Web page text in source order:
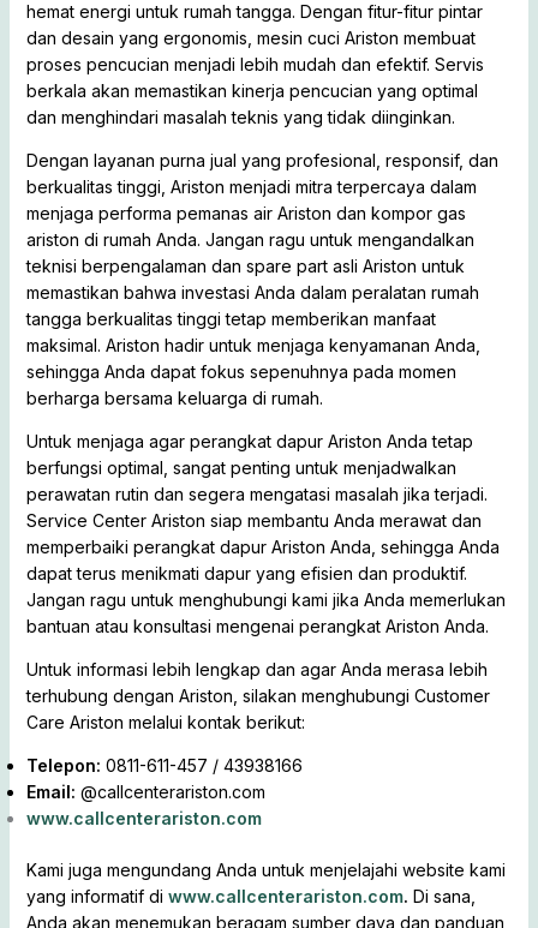
hemat energi untuk rumah tangga. Dengan fitur-fitur pintar
dan desain yang ergonomis, mesin cuci Ariston membuat
proses pencucian menjadi lebih mudah dan efektif. Servis
berkala akan memastikan kinerja pencucian yang optimal
dan menghindari masalah teknis yang tidak diinginkan.
Dengan layanan purna jual yang profesional, responsif, dan
berkualitas tinggi, Ariston menjadi mitra terpercaya dalam
menjaga performa pemanas air Ariston dan kompor gas
ariston di rumah Anda. Jangan ragu untuk mengandalkan
teknisi berpengalaman dan spare part asli Ariston untuk
memastikan bahwa investasi Anda dalam peralatan rumah
tangga berkualitas tinggi tetap memberikan manfaat
maksimal. Ariston hadir untuk menjaga kenyamanan Anda,
sehingga Anda dapat fokus sepenuhnya pada momen
berharga bersama keluarga di rumah.
Untuk menjaga agar perangkat dapur Ariston Anda tetap
berfungsi optimal, sangat penting untuk menjadwalkan
perawatan rutin dan segera mengatasi masalah jika terjadi.
Service Center Ariston siap membantu Anda merawat dan
memperbaiki perangkat dapur Ariston Anda, sehingga Anda
dapat terus menikmati dapur yang efisien dan produktif.
Jangan ragu untuk menghubungi kami jika Anda memerlukan
bantuan atau konsultasi mengenai perangkat Ariston Anda.
Untuk informasi lebih lengkap dan agar Anda merasa lebih
terhubung dengan Ariston, silakan menghubungi Customer
Care Ariston melalui kontak berikut:
Telepon: 0811-611-457 / 43938166
Email: @callcenterariston.com
www.callcenterariston.com
Kami juga mengundang Anda untuk menjelajahi website kami
yang informatif di www.callcenterariston.com. Di sana,
Anda akan menemukan beragam sumber daya dan panduan